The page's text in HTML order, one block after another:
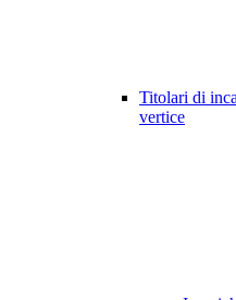
Titolari di
vertice